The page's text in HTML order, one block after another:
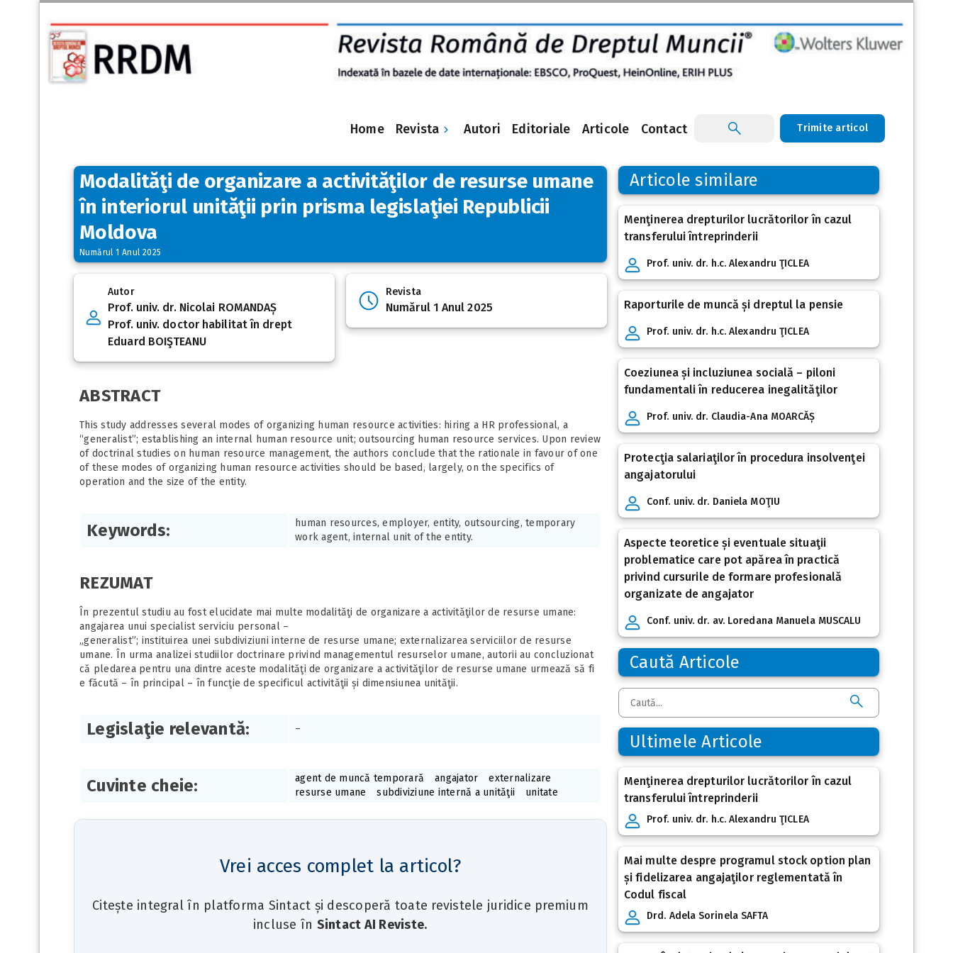
Home Revista Autori Editoriale Articole Contact Trimite articol
Modalităţi de organizare a activităţilor de resurse umane
în interiorul unităţii prin prisma legislaţiei Republicii
Moldova
Numărul 1 Anul 2025
Autor
Prof. univ. dr. Nicolai ROMANDAȘ
Prof. univ. doctor habilitat în drept
Eduard BOIŞTEANU
Revista
Numărul 1 Anul 2025
ABSTRACT
This study addresses several modes of organizing human resource activities: hiring a HR professional, a
“generalist”; establishing an internal human resource unit; outsourcing human resource services. Upon review
of doctrinal studies on human resource management, the authors conclude that the rationale in favour of one
of these modes of organizing human resource activities should be based, largely, on the specifics of
operation and the size of the entity.
Keywords:
human resources, employer, entity, outsourcing, temporary
work agent, internal unit of the entity.
REZUMAT
În prezentul studiu au fost elucidate mai multe modalităţi de organizare a activităţilor de resurse umane:
angajarea unui specialist serviciu personal –
„generalist”; instituirea unei subdiviziuni interne de resurse umane; externalizarea serviciilor de resurse
umane. În urma analizei studiilor doctrinare privind managementul resurselor umane, autorii au concluzionat
că pledarea pentru una dintre aceste modalităţi de organizare a activităţilor de resurse umane urmează să fi
e făcută – în principal – în funcţie de specificul activităţii și dimensiunea unităţii.
Legislaţie relevantă: –
Cuvinte cheie: agent de muncă temporară angajator
externalizare
resurse umane
subdiviziune internă a unităţii unitate
Vrei acces complet la articol?
Citește integral în platforma Sintact și descoperă toate revistele juridice premium
incluse în Sintact AI Reviste.
Articole similare
Menţinerea drepturilor lucrătorilor în cazul
transferului întreprinderii
Prof. univ. dr. h.c. Alexandru ŢICLEA
Raporturile de muncă și dreptul la pensie
Prof. univ. dr. h.c. Alexandru ŢICLEA
Coeziunea și incluziunea socială – piloni
fundamentali în reducerea inegalităţilor
Prof. univ. dr. Claudia-Ana MOARCĂȘ
Protecţia salariaţilor în procedura insolvenţei
angajatorului
Conf. univ. dr. Daniela MOŢIU
Aspecte teoretice și eventuale situaţii
problematice care pot apărea în practică
privind cursurile de formare profesională
organizate de angajator
Conf. univ. dr. av. Loredana Manuela MUSCALU
Caută Articole
Ultimele Articole
Menţinerea drepturilor lucrătorilor în cazul
transferului întreprinderii
Prof. univ. dr. h.c. Alexandru ŢICLEA
Mai multe despre programul stock option plan
și fidelizarea angajaţilor reglementată în
Codul fiscal
Drd. Adela Sorinela SAFTA